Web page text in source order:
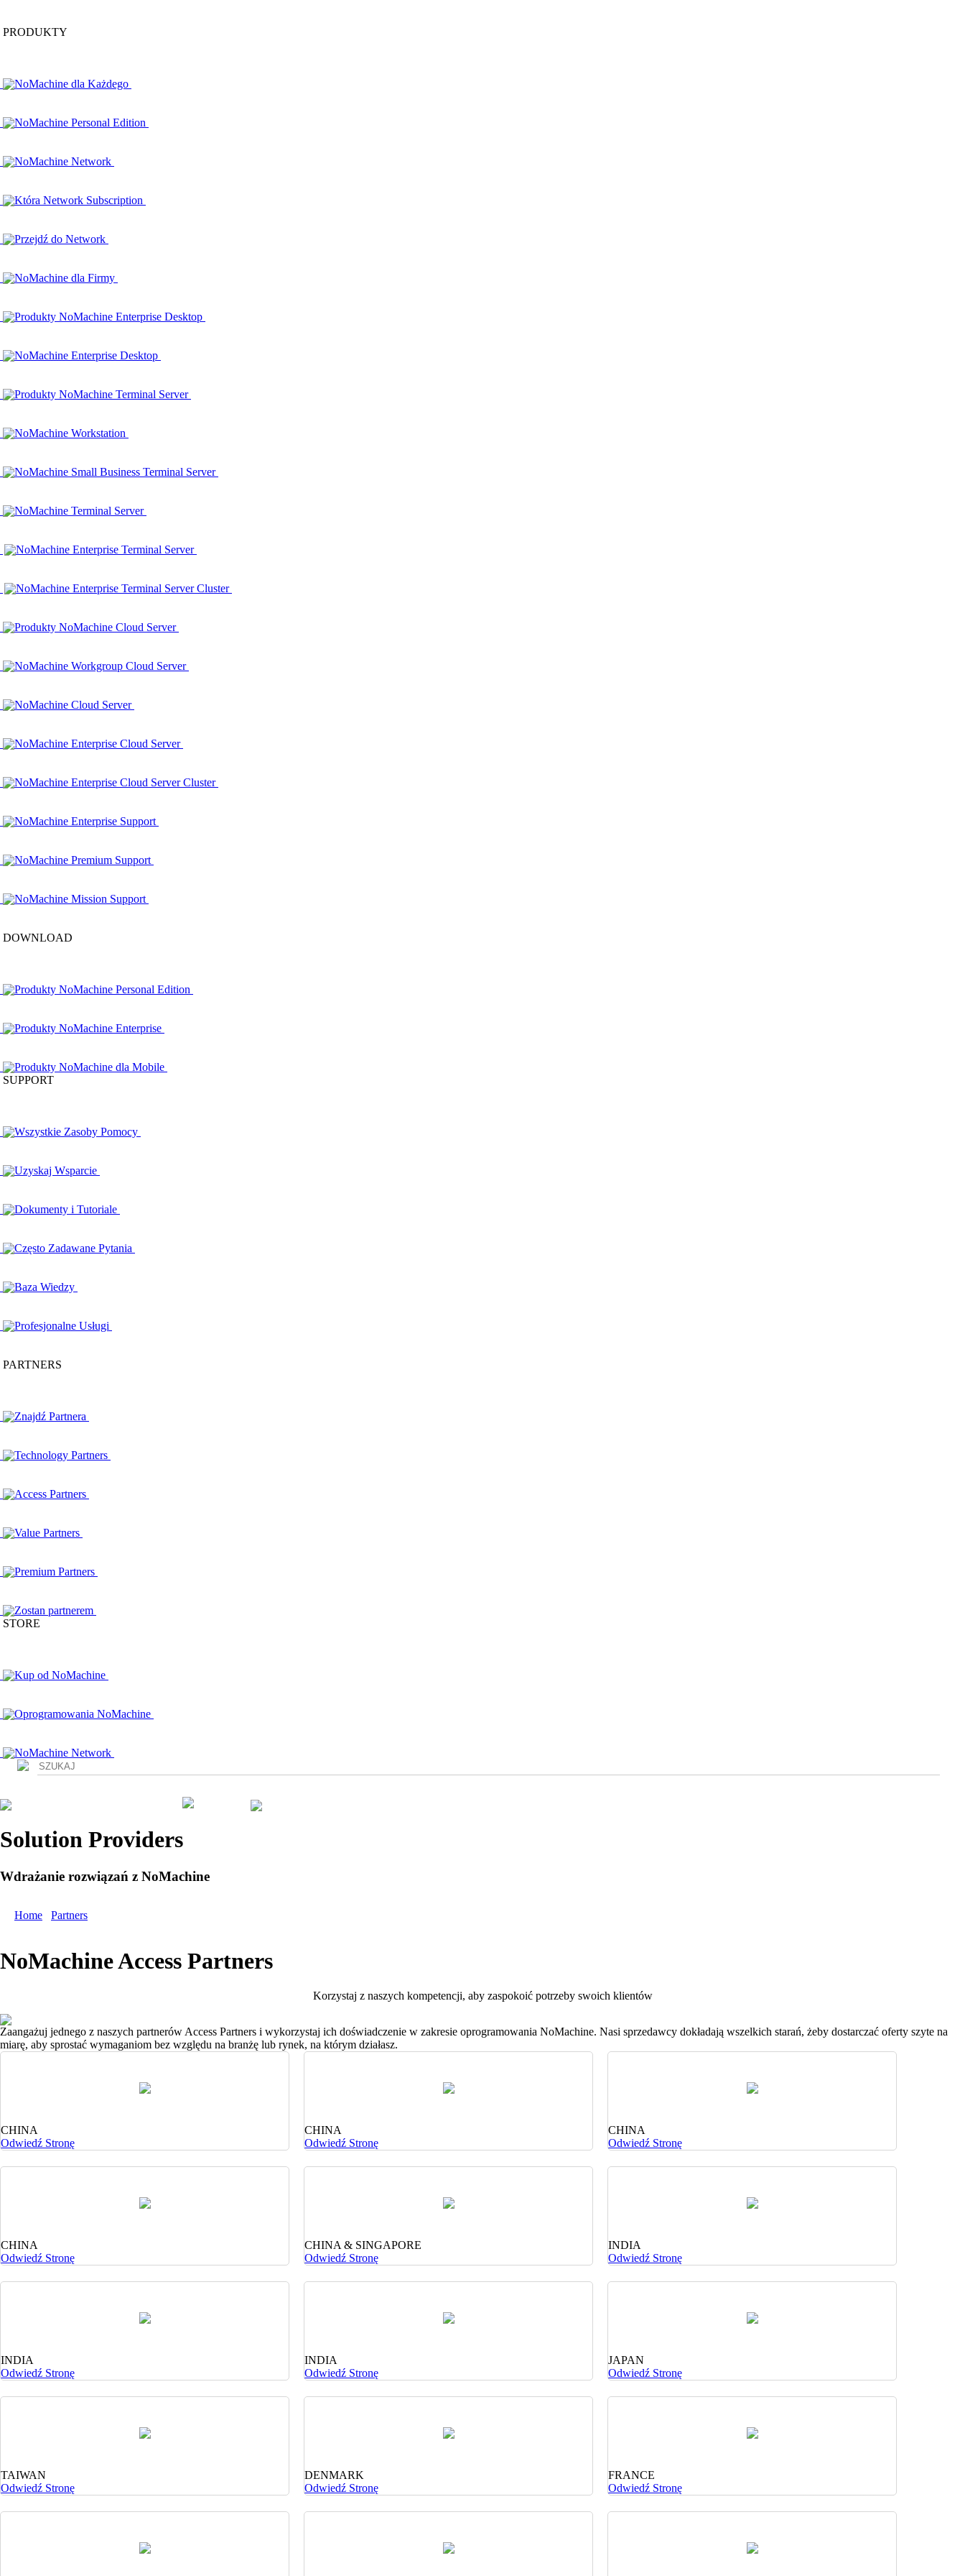
PRODUKTY
NoMachine dla Każdego
NoMachine Personal Edition
NoMachine Network
Która Network Subscription
Przejdź do Network
NoMachine dla Firmy
Produkty NoMachine Enterprise Desktop
NoMachine Enterprise Desktop
Produkty NoMachine Terminal Server
NoMachine Workstation
NoMachine Small Business Terminal Server
NoMachine Terminal Server
NoMachine Enterprise Terminal Server
NoMachine Enterprise Terminal Server Cluster
Produkty NoMachine Cloud Server
NoMachine Workgroup Cloud Server
NoMachine Cloud Server
NoMachine Enterprise Cloud Server
NoMachine Enterprise Cloud Server Cluster
NoMachine Enterprise Support
NoMachine Premium Support
NoMachine Mission Support
DOWNLOAD
Produkty NoMachine Personal Edition
Produkty NoMachine Enterprise
Produkty NoMachine dla Mobile
SUPPORT
Wszystkie Zasoby Pomocy
Uzyskaj Wsparcie
Dokumenty i Tutoriale
Często Zadawane Pytania
Baza Wiedzy
Profesjonalne Usługi
PARTNERS
Znajdź Partnera
Technology Partners
Access Partners
Value Partners
Premium Partners
Zostan partnerem
STORE
Kup od NoMachine
Oprogramowania NoMachine
NoMachine Network
Solution Providers
Wdrażanie rozwiązań z NoMachine
Home Partners
NoMachine Access Partners
Korzystaj z naszych kompetencji, aby zaspokoić potrzeby swoich klientów
Zaangażuj jednego z naszych partnerów Access Partners i wykorzystaj ich doświadczenie w zakresie oprogramowania NoMachine. Nasi sprzedawcy dokładają wszelkich starań, żeby dostarczać oferty szyte na
miarę, aby sprostać wymaganiom bez względu na branżę lub rynek, na którym działasz.
CHINA
Odwiedź Stronę
CHINA
Odwiedź Stronę
CHINA
Odwiedź Stronę
CHINA
Odwiedź Stronę
CHINA & SINGAPORE
Odwiedź Stronę
INDIA
Odwiedź Stronę
INDIA
Odwiedź Stronę
INDIA
Odwiedź Stronę
JAPAN
Odwiedź Stronę
TAIWAN
Odwiedź Stronę
DENMARK
Odwiedź Stronę
FRANCE
Odwiedź Stronę